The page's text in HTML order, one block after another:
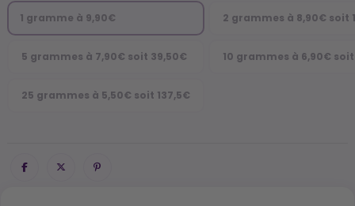
1 gramme à 9,90€ 2 grammes à 8,90€ soit
5 grammes à 7,90€ soit 39,50€ 10 grammes à 6,90€
25 grammes à 5,50€ soit 137,5€